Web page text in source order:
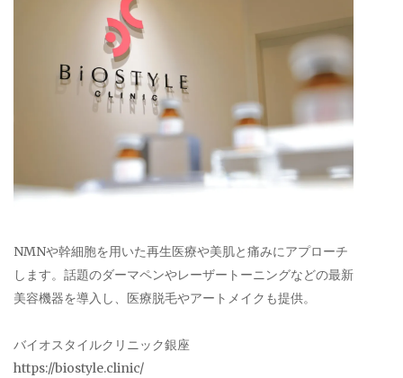
NMNや幹細胞を用いた再生医療や美肌と痛みにアプローチ
します。話題のダーマペンやレーザートーニングなどの最新
美容機器を導入し、医療脱毛やアートメイクも提供。
バイオスタイルクリニック銀座
https://biostyle.clinic/